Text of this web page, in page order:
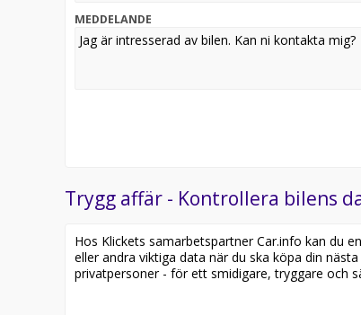
-Adaptiv farthållare
-kylfack i armstöd
Trygghetsgaranti går att teckna på
samarbete med Länsförsäkringar. Gratis
MEDDELANDE
Trygg affär - Kontrollera bilens
Hos Klickets samarbetspartner Car.info kan du
eller andra viktiga data när du ska köpa din
privatpersoner - för ett smidigare, tryggare och